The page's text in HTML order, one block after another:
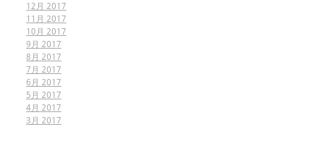
12月 2017
11月 2017
10月 2017
9月 2017
8月 2017
7月 2017
6月 2017
5月 2017
4月 2017
3月 2017